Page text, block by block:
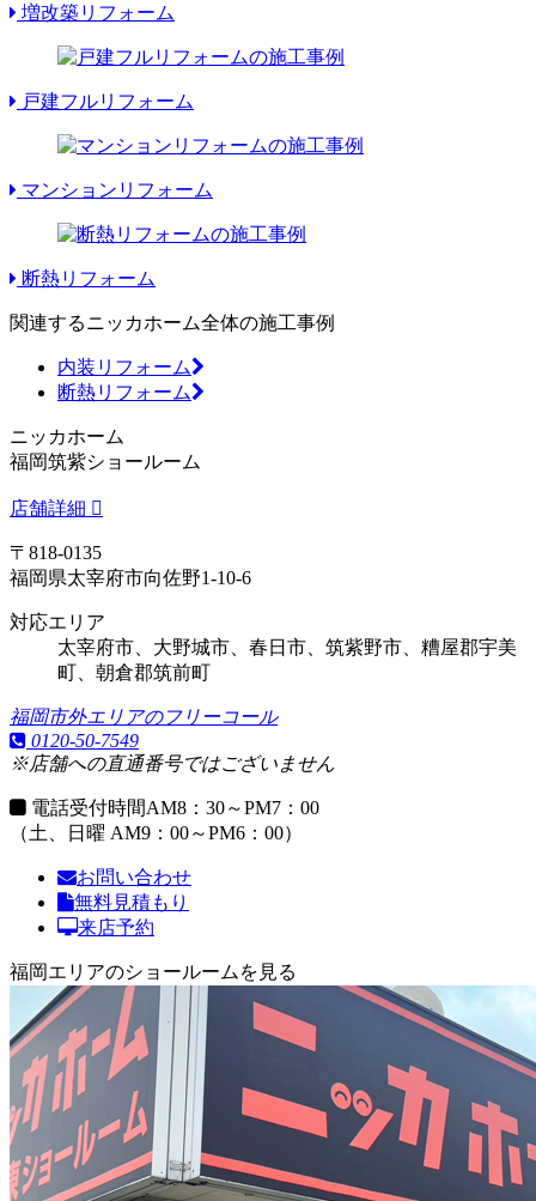
増改築リフォーム
戸建フルリフォーム
マンションリフォーム
断熱リフォーム
関連するニッカホーム全体の施工事例
内装リフォーム
断熱リフォーム
ニッカホーム
福岡筑紫ショールーム
店舗詳細
〒818-0135
福岡県太宰府市向佐野1-10-6
対応エリア
太宰府市、大野城市、春日市、筑紫野市、糟屋郡宇美
町、朝倉郡筑前町
福岡市外エリアのフリーコール
0120-50-7549
※店舗への直通番号ではございません
電話受付時間AM8：30～PM7：00
（土、日曜 AM9：00～PM6：00）
お問い合わせ
無料見積もり
来店予約
福岡エリアのショールームを見る